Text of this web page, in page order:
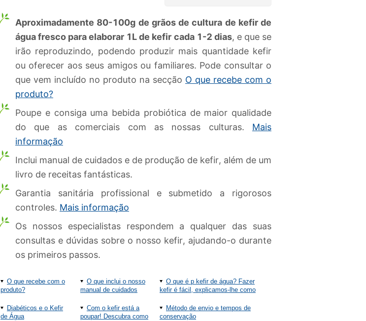
Aproximadamente 80-100g de grãos de cultura de kefir de
água fresco para elaborar 1L de kefir cada 1-2 dias, e que se
irão reproduzindo, podendo produzir mais quantidade kefir
ou oferecer aos seus amigos ou familiares. Pode consultar o
que vem incluído no produto na secção O que recebe com o
produto?
Poupe e consiga uma bebida probiótica de maior qualidade
do que as comerciais com as nossas culturas. Mais
informação
Inclui manual de cuidados e de produção de kefir, além de um
livro de receitas fantásticas.
Garantia sanitária profissional e submetido a rigorosos
controles. Mais informação
Os nossos especialistas respondem a qualquer das suas
consultas e dúvidas sobre o nosso kefir, ajudando-o durante
os primeiros passos.
O que recebe com o
produto?
O que inclui o nosso
manual de cuidados
O que é p kefir de água? Fazer
kefir é fácil, explicamos-lhe como
Diabéticos e o Kefir
de Água
Com o kefir está a
poupar! Descubra como
Método de envio e tempos de
conservação